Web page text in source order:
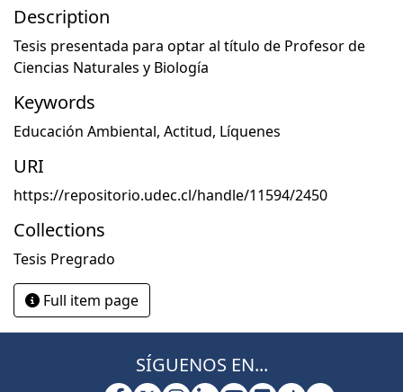
Description
Tesis presentada para optar al título de Profesor de
Ciencias Naturales y Biología
Keywords
Educación Ambiental, Actitud, Líquenes
URI
https://repositorio.udec.cl/handle/11594/2450
Collections
Tesis Pregrado
Full item page
SÍGUENOS EN...